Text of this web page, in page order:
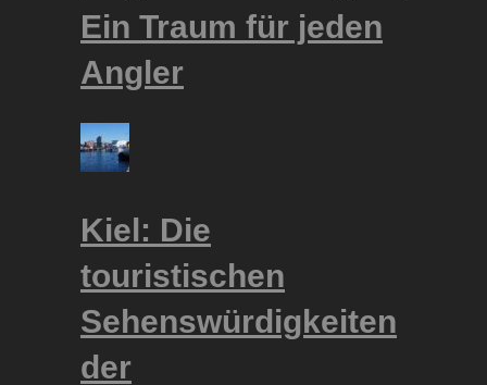
Ein Traum für jeden
Angler
Kiel: Die
touristischen
Sehenswürdigkeiten
der